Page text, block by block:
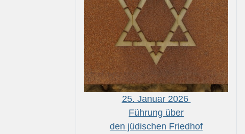
25. Januar 2026
Führung über
den jüdischen Friedhof